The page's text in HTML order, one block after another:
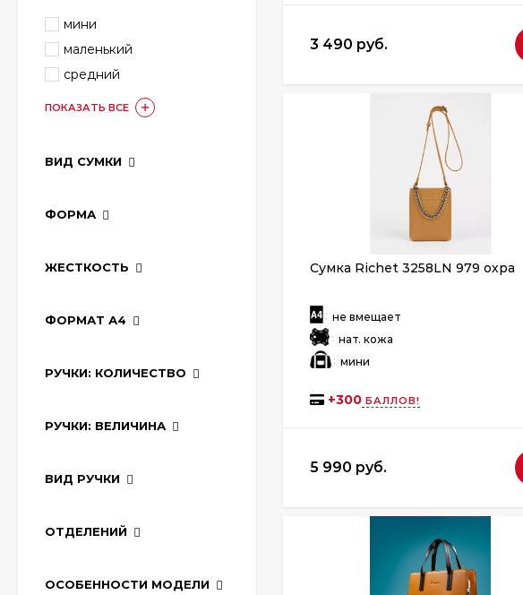
3 490 руб.
Сумка Richet 3258LN 979 охра
: не вмещает
: нат. кожа
: мини
+300 БАЛЛОВ!
5 990 руб.
мини
маленький
средний
ПОКАЗАТЬ ВСЕ
ВИД СУМКИ
ФОРМА
ЖЕСТКОСТЬ
ФОРМАТ А4
РУЧКИ: КОЛИЧЕСТВО
РУЧКИ: ВЕЛИЧИНА
ВИД РУЧКИ
ОТДЕЛЕНИЙ
ОСОБЕННОСТИ МОДЕЛИ